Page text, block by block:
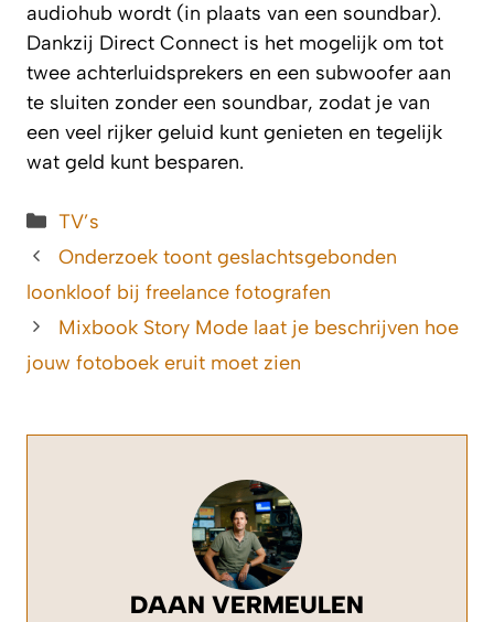
audiohub wordt (in plaats van een soundbar).
Dankzij Direct Connect is het mogelijk om tot
twee achterluidsprekers en een subwoofer aan
te sluiten zonder een soundbar, zodat je van
een veel rijker geluid kunt genieten en tegelijk
wat geld kunt besparen.
Categorieën
TV’s
Onderzoek toont geslachtsgebonden
loonkloof bij freelance fotografen
Mixbook Story Mode laat je beschrijven hoe
jouw fotoboek eruit moet zien
DAAN VERMEULEN